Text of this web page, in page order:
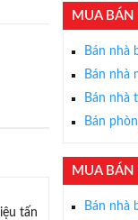
MIỄN PHÍ
50 sales thân thiện,
bạn tìm được BĐS ưng
tấn
MUA BÁN
Bán nhà
Bán nhà
Bán nhà
Bán
MUA
Bán nhà